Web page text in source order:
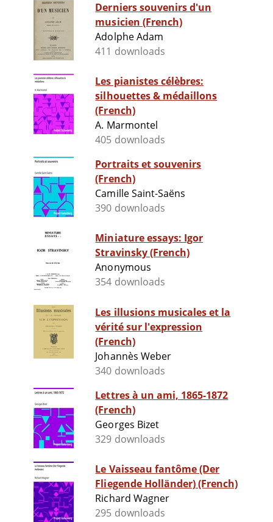
Derniers souvenirs d'un
musicien (French)
Adolphe Adam
411 downloads
Les pianistes célèbres:
silhouettes & médaillons
(French)
A. Marmontel
405 downloads
Portraits et souvenirs
(French)
Camille Saint-Saëns
390 downloads
Miniature essays: Igor
Stravinsky (French)
Anonymous
354 downloads
Les illusions musicales et la
vérité sur l'expression
(French)
Johannès Weber
340 downloads
Lettres à un ami, 1865-1872
(French)
Georges Bizet
329 downloads
Le Vaisseau fantôme (Der
Fliegende Holländer) (French)
Richard Wagner
295 downloads